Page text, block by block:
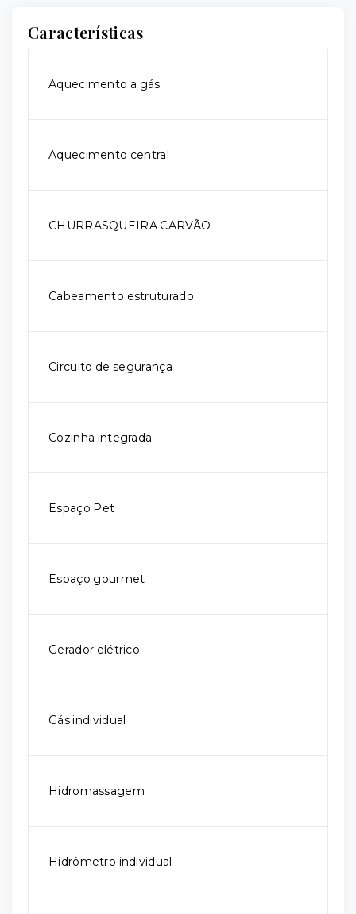
Características
Aquecimento a gás
Aquecimento central
CHURRASQUEIRA CARVÃO
Cabeamento estruturado
Circuito de segurança
Cozinha integrada
Espaço Pet
Espaço gourmet
Gerador elétrico
Gás individual
Hidromassagem
Hidrômetro individual